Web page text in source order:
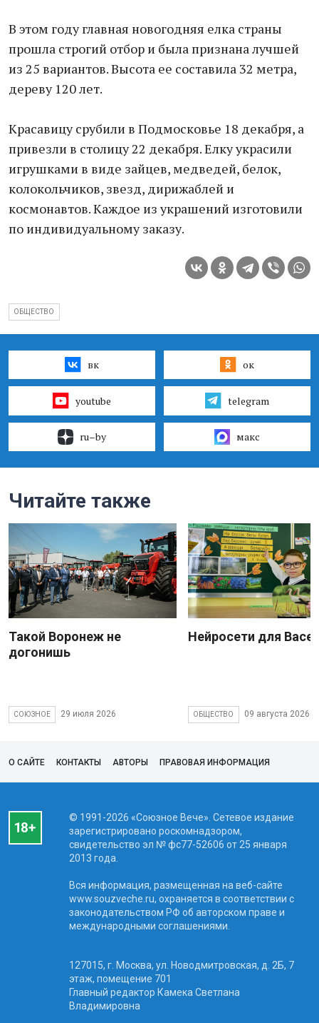
В этом году главная новогодняя елка страны
прошла строгий отбор и была признана лучшей
из 25 вариантов. Высота ее составила 32 метра,
дереву 120 лет.
Красавицу срубили в Подмосковье 18 декабря, а
привезли в столицу 22 декабря. Елку украсили
игрушками в виде зайцев, медведей, белок,
колокольчиков, звезд, дирижаблей и
космонавтов. Каждое из украшений изготовили
по индивидуальному заказу.
ОБЩЕСТВО
вк ок
youtube telegram
ru–by макс
Читайте также
Такой Воронеж не
догонишь
СОЮЗНОЕ 29 июля 2026
Нейросети для
ОБЩЕСТВО 09 августа 2026
О САЙТЕ КОНТАКТЫ АВТОРЫ ПРАВОВАЯ ИНФОРМАЦИЯ
© 1991-2026 «Союзное Вече». Сетевое издание
зарегистрировано роскомнадзором,
свидетельство эл № фc77-52606 от 25 января
2013 года.
Вся информация, размещенная на веб-сайте
www.souzveche.ru, охраняется в соответствии с
законодательством РФ об авторском праве и
международными соглашениями.
127015, г. Москва, ул. Новодмитровская, д. 2Б, 7
этаж, помещение 701
Главный редактор Камека Светлана
Владимировна